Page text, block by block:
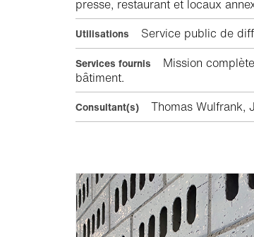
presse, restaurant et locaux
Utilisations Service public de
Services fournis
Mission
bâtiment.
Consultant(s) Thomas Wulfrank,